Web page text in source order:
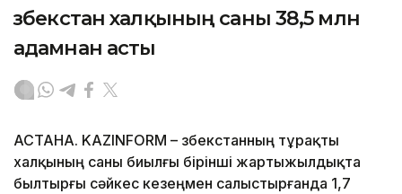
Өзбекстан халқының саны 38,5 млн
адамнан асты
АСТАНА. KAZINFORM – Өзбекстанның тұрақты
халқының саны биылғы бірінші жартыжылдықта
былтырғы сәйкес кезеңмен салыстырғанда 1,7